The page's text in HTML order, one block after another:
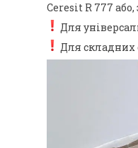
Ceresit R 777 або,
Для
Для складних